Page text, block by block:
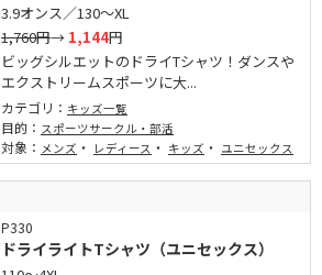
3.9オンス／130～XL
1,760円→ 1,144円
ビッグシルエットのドライTシャツ！ダンスや
エクストリームスポーツに大...
カテゴリ： キッズ一覧
目的： スポーツサークル・部活
対象： メンズ ・ レディース ・ キッズ ・ ユニセックス
P330
ドライライトTシャツ（ユニセックス）